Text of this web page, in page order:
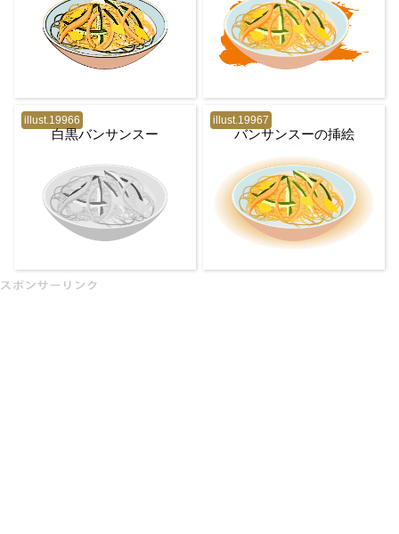
illust.19966
白黒バンサンスー
illust.19967
バンサンスーの挿絵